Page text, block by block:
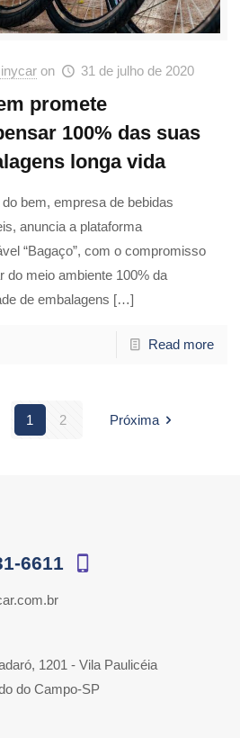
on 31 de julho de 2020
promete
100% das suas
longa vida
do bem, empresa de bebidas
anuncia a plataforma
“Bagaço”, com o compromisso
do meio ambiente 100% da
de embalagens […]
Read more
1 2 Próxima
6611
1201 - Vila Paulicéia
do Campo-SP